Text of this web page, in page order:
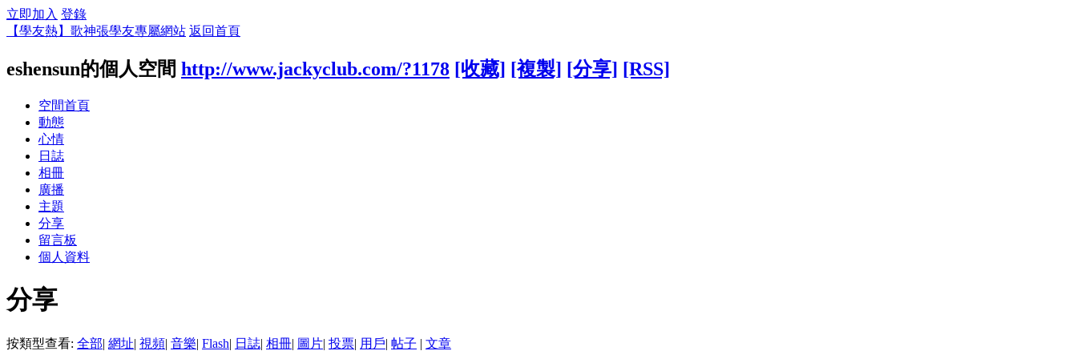
立即加入 登錄
【學友熱】歌神張學友專屬網站 返回首頁
eshensun的個人空間 http://www.jackyclub.com/?1178 [收藏] [複製] [分享] [RSS]
空間首頁
動態
心情
日誌
相冊
廣播
主題
分享
留言板
個人資料
分享
按類型查看: 全部| 網址| 視頻| 音樂| Flash| 日誌| 相冊| 圖片| 投票| 用戶| 帖子 | 文章